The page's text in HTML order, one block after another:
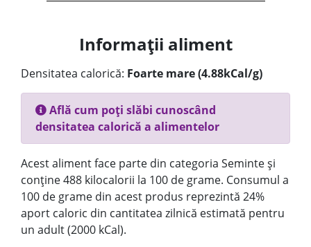
Informații aliment
Densitatea calorică: Foarte mare (4.88kCal/g)
Află cum poți slăbi cunoscând
densitatea calorică a alimentelor
Acest aliment face parte din categoria Seminte și
conține 488 kilocalorii la 100 de grame. Consumul a
100 de grame din acest produs reprezintă 24%
aport caloric din cantitatea zilnică estimată pentru
un adult (2000 kCal).